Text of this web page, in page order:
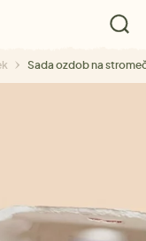
Sada ozdob na